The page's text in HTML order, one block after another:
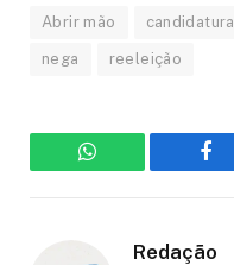
Abrir mão candidatura
nega reeleição
WhatsApp
Redação